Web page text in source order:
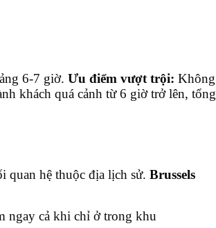
6-7 giờ. Ưu điểm vượt trội: Không
khách quá cảnh từ 6 giờ trở lên, tổng
quan hệ thuộc địa lịch sử. Brussels
ngay cả khi chỉ ở trong khu